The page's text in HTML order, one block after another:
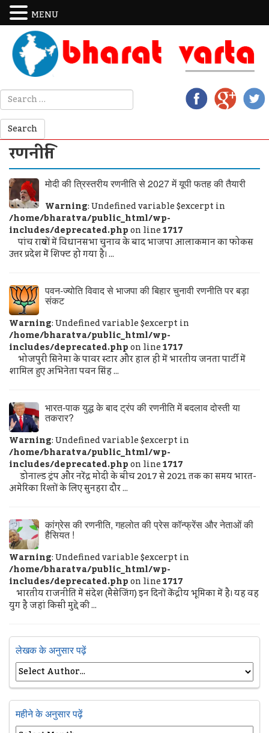
रणनीति
मोदी की त्रिस्तरीय रणनीति से 2027 में यूपी फतह की तैयारी
Warning: Undefined variable $excerpt in
/home/bharatva/public_html/wp-
includes/deprecated.phpon line1717
पांच राज्यों में विधानसभा चुनाव के बाद भाजपा आलाकमान का फोकस
उत्तर प्रदेश में शिफ्ट हो गया है। ...
पवन-ज्योति विवाद से भाजपा की बिहार चुनावी रणनीति पर बड़ा
संकट
Warning: Undefined variable $excerpt in
/home/bharatva/public_html/wp-
includes/deprecated.phpon line1717
भोजपुरी सिनेमा के पावर स्टार और हाल ही में भारतीय जनता पार्टी में
शामिल हुए अभिनेता पवन सिंह ...
भारत-पाक युद्ध के बाद ट्रंप की रणनीति में बदलाव दोस्ती या
तकरार?
Warning: Undefined variable $excerpt in
/home/bharatva/public_html/wp-
includes/deprecated.phpon line1717
डोनाल्ड ट्रंप और नरेंद्र मोदी के बीच 2017 से 2021 तक का समय भारत-
अमेरिका रिश्तों के लिए सुनहरा दौर ...
कांग्रेस की रणनीति, गहलोत की प्रेस कॉन्फ्रेंस और नेताओं की
हैसियत !
Warning: Undefined variable $excerpt in
/home/bharatva/public_html/wp-
includes/deprecated.phpon line1717
भारतीय राजनीति में संदेश (मैसेजिंग) इन दिनों केंद्रीय भूमिका में है। यह वह
युग है जहां किसी मुद्दे की ...
लेखक के अनुसार पढ़ें
महीने के अनुसार पढ़ें
MENU